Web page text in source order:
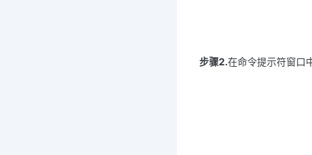
步骤2.在命令提示符窗口